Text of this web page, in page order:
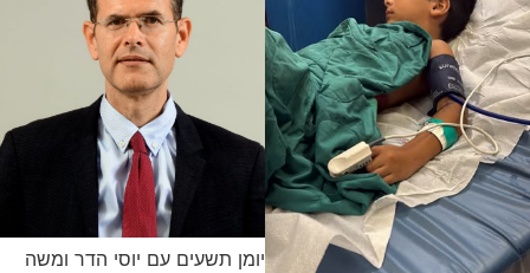
יומן תשעים עם יוסי הדר ומשה